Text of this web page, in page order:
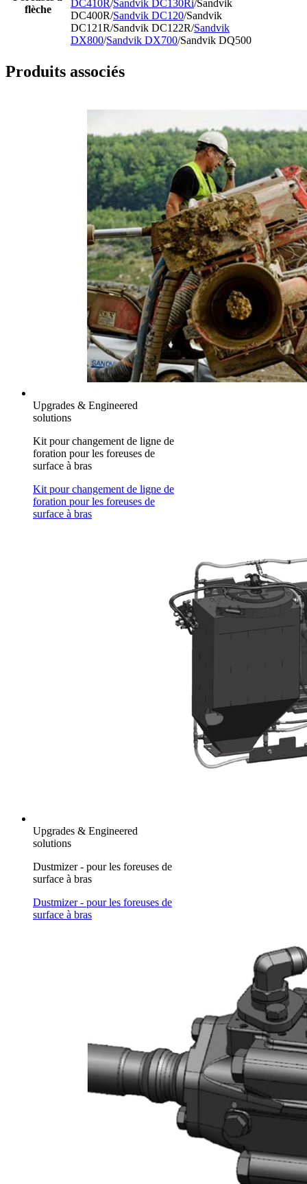
flèche
DC410R/Sandvik DC130Ri/Sandvik
DC400R/Sandvik DC120/Sandvik
DC121R/Sandvik DC122R/Sandvik
DX800/Sandvik DX700/Sandvik DQ500
Produits associés
Upgrades & Engineered
solutions
Kit pour changement de ligne de
foration pour les foreuses de
surface à bras
Kit pour changement de ligne de
foration pour les foreuses de
surface à bras
Upgrades & Engineered
solutions
Dustmizer - pour les foreuses de
surface à bras
Dustmizer - pour les foreuses de
surface à bras